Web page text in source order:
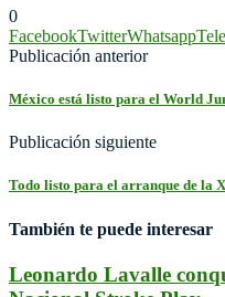
0
FacebookTwitterWhatsapp
Publicación anterior
México está listo para el World
Publicación siguiente
Todo listo para el arranque de la
También te puede interesar
Leonardo Lavalle